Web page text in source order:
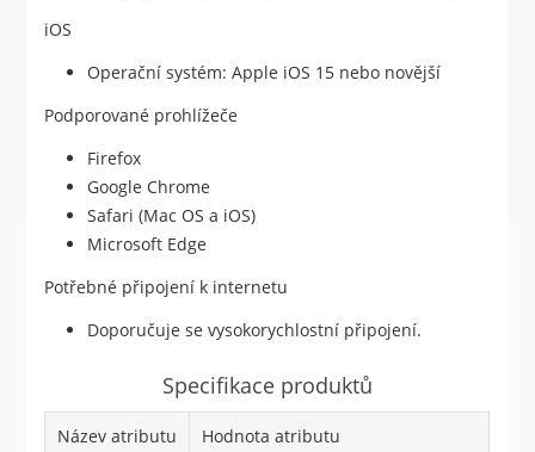
iOS
Operační systém: Apple iOS 15 nebo novější
Podporované prohlížeče
Firefox
Google Chrome
Safari (Mac OS a iOS)
Microsoft Edge
Potřebné připojení k internetu
Doporučuje se vysokorychlostní připojení.
Specifikace produktů
Název atributu Hodnota atributu